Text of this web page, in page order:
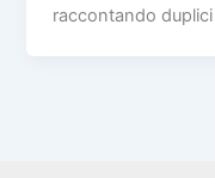
raccontando